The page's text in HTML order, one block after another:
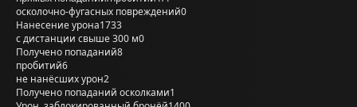
осколочно-фугасных повреждений0
Нанесение урона1733
с дистанции свыше 300 м0
Получено попаданий8
пробитий6
не нанёсших урон2
Получено попаданий осколками1